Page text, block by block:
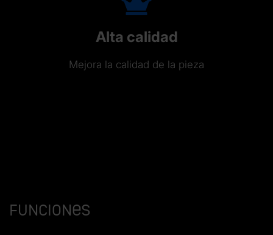
Alta calidad
Mejora la calidad de la pieza
Funciones